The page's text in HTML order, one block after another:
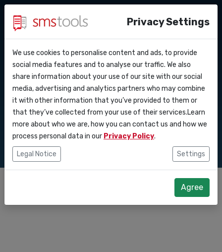
API Docs
Webhooks
Integrazioni
Zapier
Perche’ smstools?
Blog
Accordo del livello di
Contatti
Richiedi un preventivo
SMS gateway per
amministratori IT
Privacy Settings
We use cookies to personalise content and ads, to provide
social media features and to analyse our traffic. We also
share information about your use of our site with our social
media, advertising and analytics partners who may combine
it with other information that you’ve provided to them or
that they’ve collected from your use of their services.Learn
more about who we are, how you can contact us and how we
process personal data in our Privacy Policy.
Legal Notice Settings
Agree